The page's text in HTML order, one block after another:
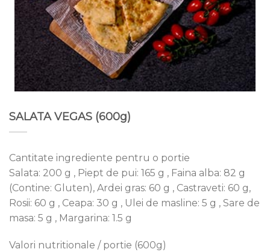
SALATA VEGAS (600g)
Cantitate ingrediente pentru o portie
Salata: 200 g , Piept de pui: 165 g , Faina alba: 82 g
(Contine: Gluten), Ardei gras: 60 g , Castraveti: 60 g,
Rosii: 60 g , Ceapa: 30 g , Ulei de masline: 5 g , Sare de
masa: 5 g , Margarina: 1.5 g
Valori nutritionale / portie (600g)